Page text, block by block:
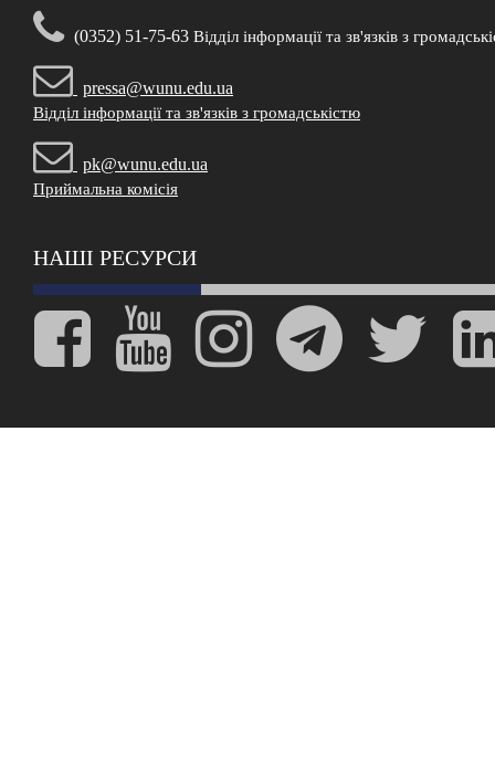
(0352) 51-75-63 Відділ інформації та зв'язків з
pressa@wunu.edu.ua
Відділ інформації та зв'язків з громадськістю
pk@wunu.edu.ua
Приймальна комісія
НАШІ РЕСУРСИ